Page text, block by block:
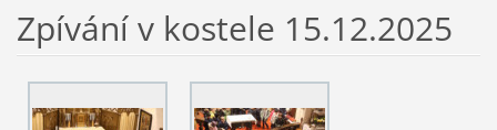
Zpívání v kostele 15.12.2025